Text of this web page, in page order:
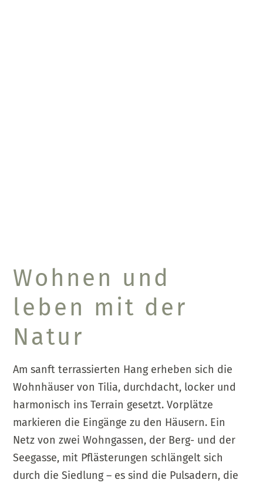
Wohnen und
leben mit der
Natur
Am sanft terrassierten Hang erheben sich die
Wohnhäuser vonTilia, durchdacht, locker und
harmonisch ins Terrain gesetzt. Vorplätze
markieren die Eingänge zu den Häusern. Ein
Netz von zwei Wohngassen, der Berg- und der
Seegasse, mit Pflästerungen schlängelt sich
durch die Siedlung – es sind die Pulsadern, die